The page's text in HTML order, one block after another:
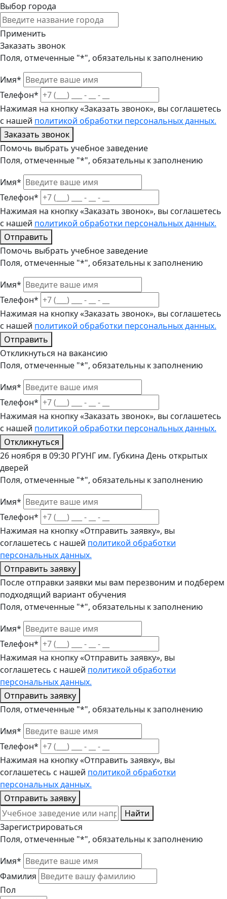
Выбор города
Применить
Заказать звонок
Поля, отмеченные "*", обязательны к заполнению
Имя*
Телефон*
Нажимая на кнопку «Заказать звонок», вы соглашетесь
с нашей политикой обработки персональных данных.
Заказать звонок
Помочь выбрать учебное заведение
Поля, отмеченные "*", обязательны к заполнению
Имя*
Телефон*
Нажимая на кнопку «Заказать звонок», вы соглашетесь
с нашей политикой обработки персональных данных.
Отправить
Помочь выбрать учебное заведение
Поля, отмеченные "*", обязательны к заполнению
Имя*
Телефон*
Нажимая на кнопку «Заказать звонок», вы соглашетесь
с нашей политикой обработки персональных данных.
Отправить
Откликнуться на вакансию
Поля, отмеченные "*", обязательны к заполнению
Имя*
Телефон*
Нажимая на кнопку «Заказать звонок», вы соглашетесь
с нашей политикой обработки персональных данных.
Откликнуться
26 ноября в 09:30 РГУНГ им. Губкина День открытых
дверей
Поля, отмеченные "*", обязательны к заполнению
Имя*
Телефон*
Нажимая на кнопку «Отправить заявку», вы
соглашетесь с нашей политикой обработки
персональных данных.
Отправить заявку
После отправки заявки мы вам перезвоним и подберем
подходящий вариант обучения
Поля, отмеченные "*", обязательны к заполнению
Имя*
Телефон*
Нажимая на кнопку «Отправить заявку», вы
соглашетесь с нашей политикой обработки
персональных данных.
Отправить заявку
Поля, отмеченные "*", обязательны к заполнению
Имя*
Телефон*
Нажимая на кнопку «Отправить заявку», вы
соглашетесь с нашей политикой обработки
персональных данных.
Отправить заявку
Найти
Зарегистрироваться
Поля, отмеченные "*", обязательны к заполнению
Имя*
Фамилия
Пол